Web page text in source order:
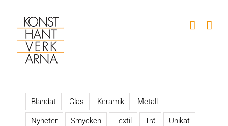
innehållet
Blandat Glas Keramik Metall
Nyheter Smycken Textil Trä Unikat